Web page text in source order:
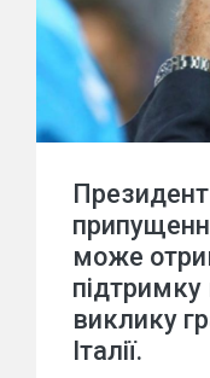
може
підтримку
виклику
Італії.